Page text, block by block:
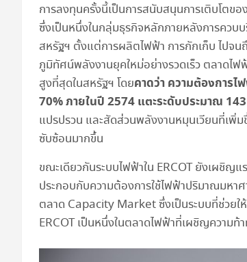
การลงทุนครั้งนี้เป็นการสนับสนุนการเติบโตข
ซึ่งเป็นหนึ่งในกลุ่มธุรกิจหลักภายหลังการควบ
สหรัฐฯ ตั้งแต่การผลิตไฟฟ้า การกักเก็บ ไปจ
ภูมิทัศน์พลังงานยุคใหม่อย่างรวดเร็ว ตลาดไฟ
สูงที่สุดในสหรัฐฯ โดยคาดว่า ความต้องการ
70% ภายในปี 2574 แตะระดับประมาณ
แปรปรวน และสัดส่วนพลังงานหมุนเวียนที่เพิ่
ซับซ้อนมากขึ้น
ขณะเดียวกันระบบไฟฟ้าใน ERCOT ยังเผชิ
ประกอบกับความต้องการใช้ไฟฟ้าปริมาณมหา
ตลาด Capacity Market ซึ่งเป็นระบบที่ช่วยใ
ERCOT เป็นหนึ่งในตลาดไฟฟ้าที่เผชิญความท้